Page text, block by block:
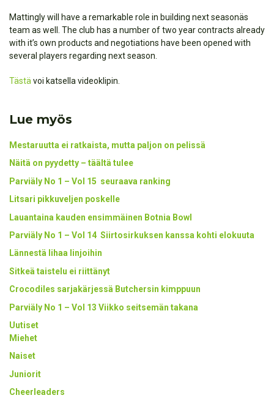
Mattingly will have a remarkable role in building next seasonäs
team as well. The club has a number of two year contracts already
with it’s own products and negotiations have been opened with
several players regarding next season.
Tästä voi katsella videoklipin.
Lue myös
Mestaruutta ei ratkaista, mutta paljon on pelissä
Näitä on pyydetty – täältä tulee
Parviäly No 1 – Vol 15 seuraava ranking
Litsari pikkuveljen poskelle
Lauantaina kauden ensimmäinen Botnia Bowl
Parviäly No 1 – Vol 14 Siirtosirkuksen kanssa kohti elokuuta
Lännestä lihaa linjoihin
Sitkeä taistelu ei riittänyt
Crocodiles sarjakärjessä Butchersin kimppuun
Parviäly No 1 – Vol 13 Viikko seitsemän takana
Uutiset
Miehet
Naiset
Juniorit
Cheerleaders